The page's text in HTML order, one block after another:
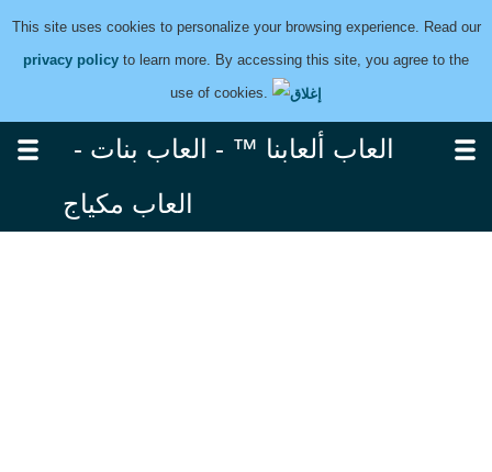
This site uses cookies to personalize your browsing experience. Read our
privacy policy to learn more. By accessing this site, you agree to the
use of cookies.
العاب ألعابنا ™ - العاب بنات -
العاب مكياج